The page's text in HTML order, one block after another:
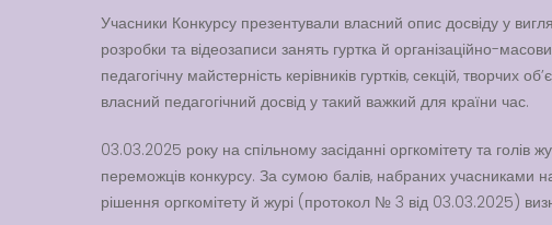
Учасники Конкурсу презентували власний опис досвіду у
розробки та відеозаписи занять гуртка й організаційно-
педагогічну майстерність керівників гуртків, секцій, творчих
власний педагогічний досвід у такий важкий для країни час.
03.03.2025 року на спільному засіданні оргкомітету та голів
переможців конкурсу. За сумою балів, набраних учасниками
рішення оргкомітету й журі (протокол № 3 від 03.03.2025)